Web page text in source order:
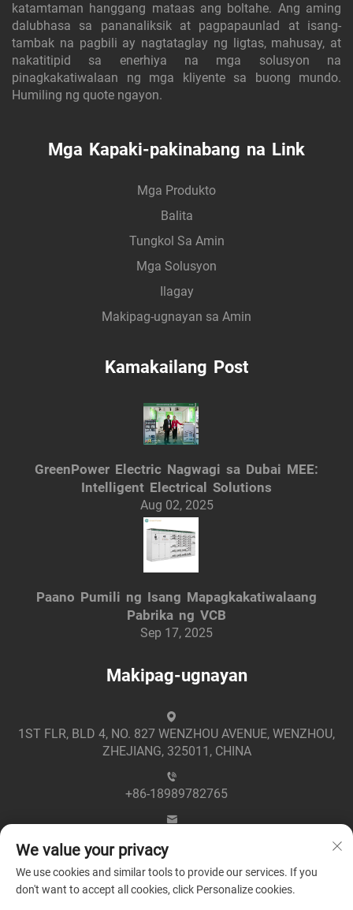
katamtaman hanggang mataas ang boltahe. Ang aming
dalubhasa sa pananaliksik at pagpapaunlad at isang-
tambak na pagbili ay nagtataglay ng ligtas, mahusay, at
nakatitipid sa enerhiya na mga solusyon na
pinagkakatiwalaan ng mga kliyente sa buong mundo.
Humiling ng quote ngayon.
Mga Kapaki-pakinabang na Link
Mga Produkto
Balita
Tungkol Sa Amin
Mga Solusyon
Ilagay
Makipag-ugnayan sa Amin
Kamakailang Post
GreenPower Electric Nagwagi sa Dubai MEE:
Intelligent Electrical Solutions
Aug 02, 2025
Paano Pumili ng Isang Mapagkakatiwalaang
Pabrika ng VCB
Sep 17, 2025
Makipag-ugnayan
1ST FLR, BLD 4, NO. 827 WENZHOU AVENUE, WENZHOU,
ZHEJIANG, 325011, CHINA
+86-18989782765
We value your privacy
We use cookies and similar tools to provide our services. If you
don't want to accept all cookies, click Personalize cookies.